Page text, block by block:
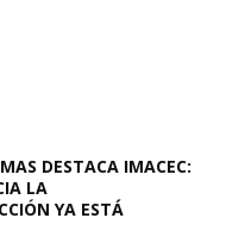
DESTACA IMACEC:
LA
YA ESTÁ